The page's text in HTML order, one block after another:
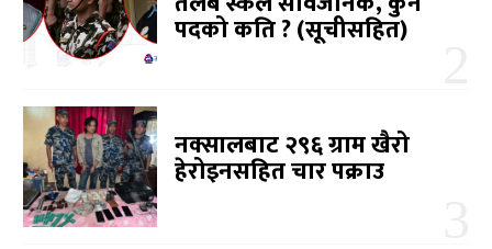
पदको कति ? (सूचीसहित)
नक्सालबाट २९६ ग्राम खैरो
हेरोइनसहित चार पक्राउ